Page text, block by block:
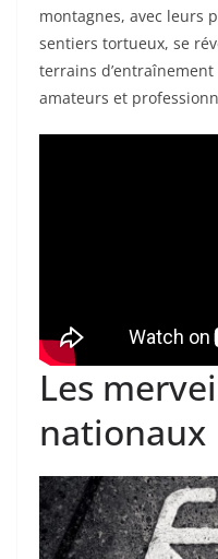
montagnes, avec leurs
sentiers tortueux, se
terrains
amateurs et
Les
nationaux